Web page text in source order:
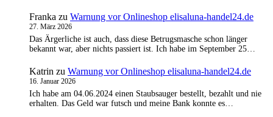
Franka zu Warnung vor Onlineshop elisaluna-handel24.de
27. März 2026
Das Ärgerliche ist auch, dass diese Betrugsmasche schon länger
bekannt war, aber nichts passiert ist. Ich habe im September 25…
Katrin zu Warnung vor Onlineshop elisaluna-handel24.de
16. Januar 2026
Ich habe am 04.06.2024 einen Staubsauger bestellt, bezahlt und nie
erhalten. Das Geld war futsch und meine Bank konnte es…